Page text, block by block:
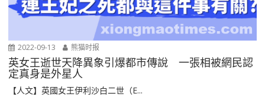
2022-09-13 熊猫时报
英女王逝世天降異象引爆都市傳說 一張相被網民認
定真身是外星人
【人文】英國女王伊利沙白二世（E...